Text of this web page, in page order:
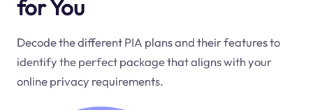
for You
Decode the different PIA plans and their features to
identify the perfect package that aligns with your
online privacy requirements.